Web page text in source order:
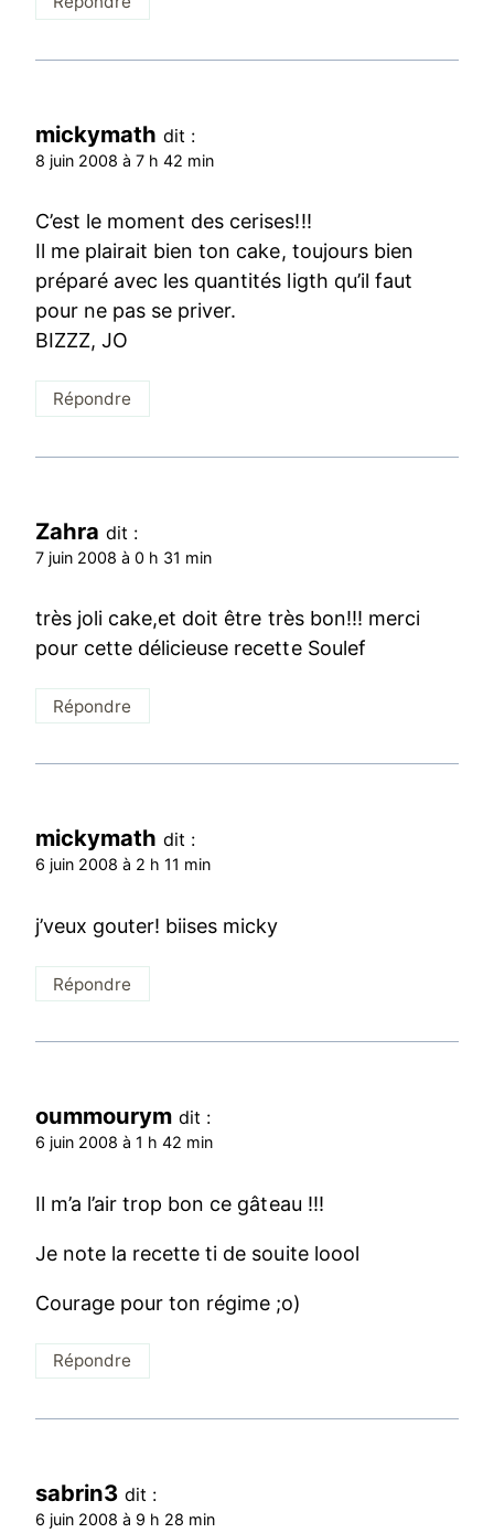
mickymath dit :
8 juin 2008 à 7 h 42 min
C’est le moment des cerises!!!
Il me plairait bien ton cake, toujours bien
préparé avec les quantités ligth qu’il faut
pour ne pas se priver.
BIZZZ, JO
Répondre
Zahra dit :
7 juin 2008 à 0 h 31 min
très joli cake,et doit être très bon!!! merci
pour cette délicieuse recette Soulef
Répondre
mickymath dit :
6 juin 2008 à 2 h 11 min
j’veux gouter! biises micky
Répondre
oummourym dit :
6 juin 2008 à 1 h 42 min
Il m’a l’air trop bon ce gâteau !!!
Je note la recette ti de souite loool
Courage pour ton régime ;o)
Répondre
sabrin3 dit :
6 juin 2008 à 9 h 28 min